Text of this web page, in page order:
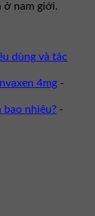
ở nam giới.
dùng và tác
4mg -
bao nhiêu? -